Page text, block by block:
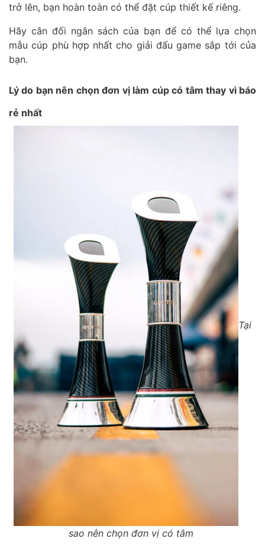
trở lên, bạn hoàn toàn có thể đặt cúp thiết kế riêng.
Hãy cân đối ngân sách của bạn để có thể lựa chọn
mẫu cúp phù hợp nhất cho giải đấu game sắp tới của
bạn.
Lý do bạn nên chọn đơn vị làm cúp có tâm thay vì báo
rẻ nhất
Tại
sao nên chọn đơn vị có tâm